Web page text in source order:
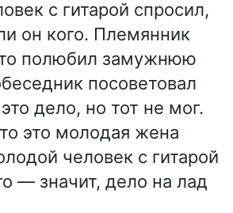
с гитарой спросил,
он кого. Племянник
полюбил замужнюю
посоветовал
дело, но тот не мог.
это молодая жена
человек с гитарой
— значит, дело на лад